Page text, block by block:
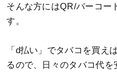
そんな方にはQR/バーコー
す。
「d払い」でタバコを買え
るので、日々のタバコ代を